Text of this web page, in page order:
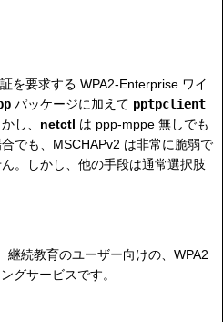
を要求する WPA2-Enterprise ワイ
パッケージに加えて pptpclient
し、 netctl は ppp-mppe 無しでも
でも、MSCHAPv2 は非常に脆弱で
。しかし、他の手段は通常選択肢
継続教育のユーザー向けの、WPA2
グサービスです。